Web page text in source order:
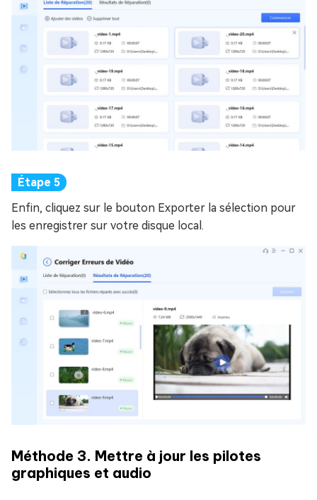
Enfin, cliquez sur le bouton Exporter la sélection pour
les enregistrer sur votre disque local.
Méthode 3. Mettre à jour les pilotes
graphiques et audio